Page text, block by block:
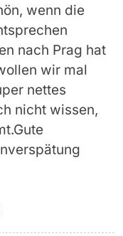
wenn die
nach Prag hat
wir mal
nettes
nicht wissen,